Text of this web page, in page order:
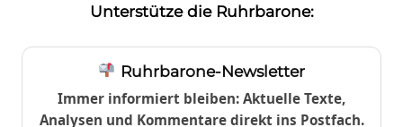
Unterstütze die Ruhrbarone:
Ruhrbarone-Newsletter
Immer informiert bleiben: Aktuelle Texte,
Analysen und Kommentare direkt ins Postfach.